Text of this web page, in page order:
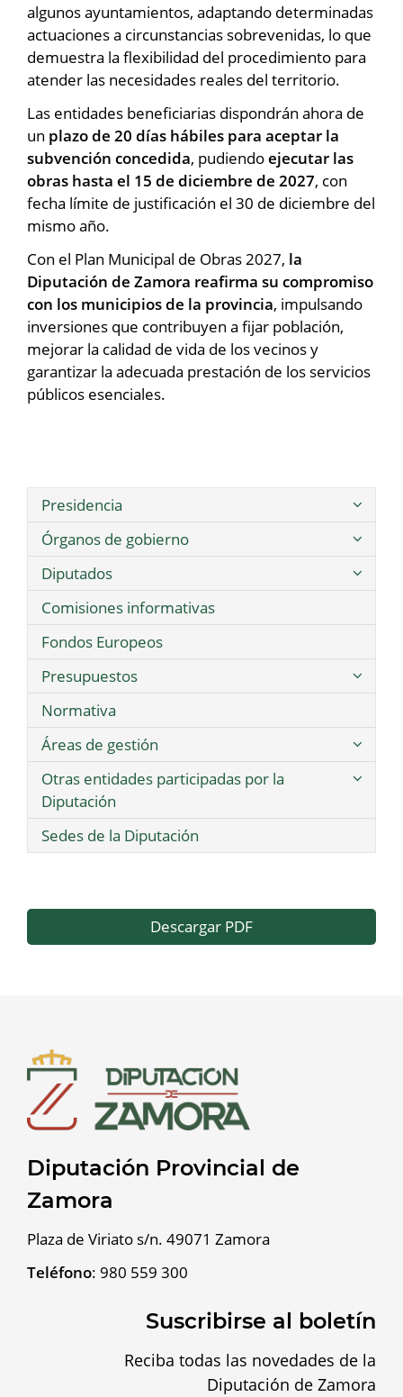
algunos ayuntamientos, adaptando determinadas
actuaciones a circunstancias sobrevenidas, lo que
demuestra la flexibilidad del procedimiento para
atender las necesidades reales del territorio.
Las entidades beneficiarias dispondrán ahora de
un plazo de 20 días hábiles para aceptar la
subvención concedida, pudiendoejecutar las
obras hasta el 15 de diciembre de 2027, con
fecha límite de justificación el 30 de diciembre del
mismo año.
Con el Plan Municipal de Obras 2027, la
Diputación de Zamora reafirma su compromiso
con los municipios de la provincia, impulsando
inversiones que contribuyen a fijar población,
mejorar la calidad de vida de los vecinos y
garantizar la adecuada prestación de los servicios
públicos esenciales.
Presidencia
Órganos de gobierno
Diputados
Comisiones informativas
Fondos Europeos
Presupuestos
Normativa
Áreas de gestión
Otras entidades participadas por la
Diputación
Sedes de la Diputación
Descargar PDF
Diputación Provincial de
Zamora
Plaza de Viriato s/n. 49071 Zamora
Teléfono: 980 559 300
Suscribirse al boletín
Reciba todas las novedades de la
Diputación de Zamora